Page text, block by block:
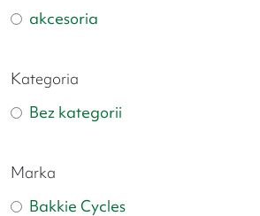
akcesoria
Kategoria
Bez kategorii
Marka
Bakkie Cycles